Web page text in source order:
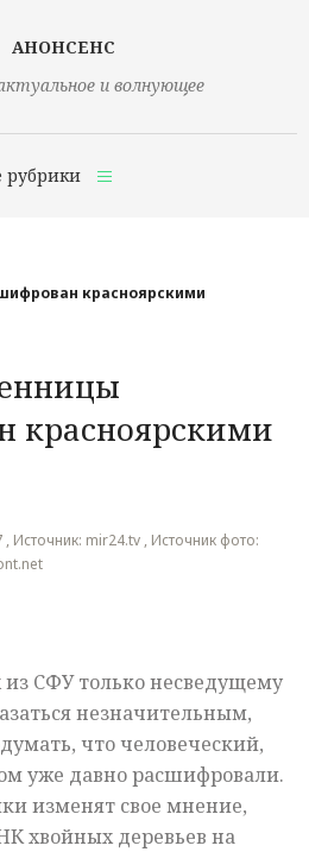
АНОНСЕНС
и волнующее
рубрики
красноярскими
красноярскими
Источник: mir24.tv , Источник фото:
СФУ только несведущему
незначительным,
что человеческий,
уже давно расшифровали.
изменят свое мнение,
хвойных деревьев на